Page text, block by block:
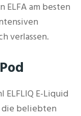
ELFA am besten
verlassen.
ELFLIQ E-Liquid
die beliebten